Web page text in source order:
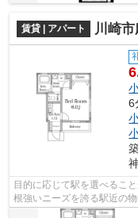
賃貸 | アパート 川崎市
6
目的に応じて駅を選べるこ
根強いニーズを誇る駅近の
物件はアパートです。築5年